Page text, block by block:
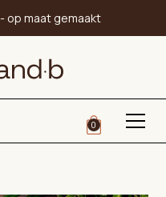
op maat gemaakt
0